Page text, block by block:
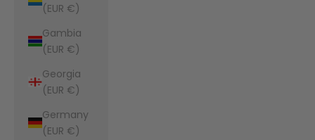
(EUR €)
Gambia
(EUR €)
Georgia
(EUR €)
Germany
(EUR €)